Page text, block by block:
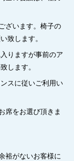
ざいます。椅子の
致します。
りますが事前のア
します。
スに従いご利用い
席をお選び頂きま
裕がないお客様に